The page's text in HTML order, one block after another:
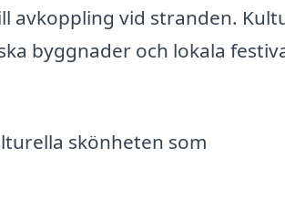
avkoppling vid stranden.
byggnader och lokala
skönheten som